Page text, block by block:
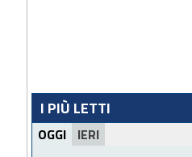
I PIÙ LETTI
OGGI IERI